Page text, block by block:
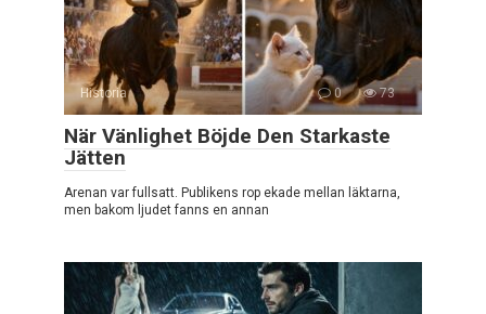
Historia 0 73
När Vänlighet Böjde Den Starkaste
Jätten
Arenan var fullsatt. Publikens rop ekade mellan läktarna,
men bakom ljudet fanns en annan